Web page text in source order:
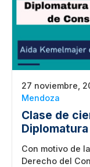
27 noviembre,
Mendoza
Clase de
Con motivo de
Derecho del